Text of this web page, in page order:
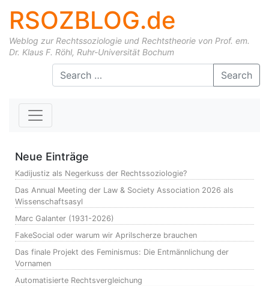
RSOZBLOG.de
Weblog zur Rechtssoziologie und Rechtstheorie von Prof. em.
Dr. Klaus F. Röhl, Ruhr-Universität Bochum
Skip to content Search
Neue Einträge
Kadijustiz als Negerkuss der Rechtssoziologie?
Das Annual Meeting der Law & Society Association 2026 als
Wissenschaftsasyl
Marc Galanter (1931-2026)
FakeSocial oder warum wir Aprilscherze brauchen
Das finale Projekt des Feminismus: Die Entmännlichung der
Vornamen
Automatisierte Rechtsvergleichung